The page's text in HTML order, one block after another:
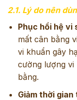
2.1. Lý do nên
Phục hồi hệ vi
mất cân bằng
vi khuẩn gây
cường lượng vi
bằng.
Giảm thời